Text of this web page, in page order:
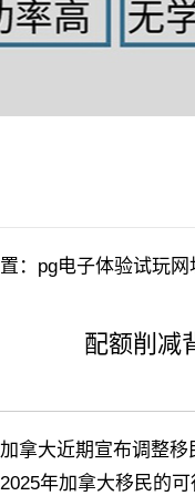
： pg电子体验试玩
配额削减
近期宣布调整移民
年加拿大移民的